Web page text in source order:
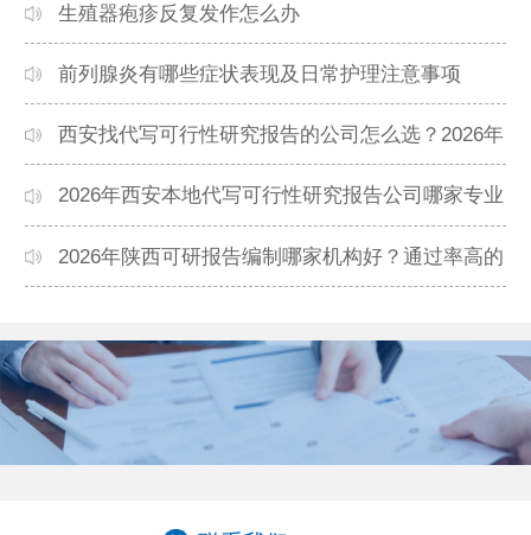
生殖器疱疹反复发作怎么办
前列腺炎有哪些症状表现及日常护理注意事项
西安找代写可行性研究报告的公司怎么选？2026年
本地高口碑机构排名
2026年西安本地代写可行性研究报告公司哪家专业
靠谱？正规团队推荐
2026年陕西可研报告编制哪家机构好？通过率高的